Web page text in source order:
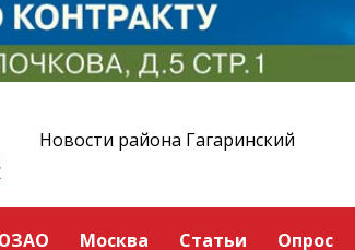
Новости района Гагаринский
Москва Статьи Опрос